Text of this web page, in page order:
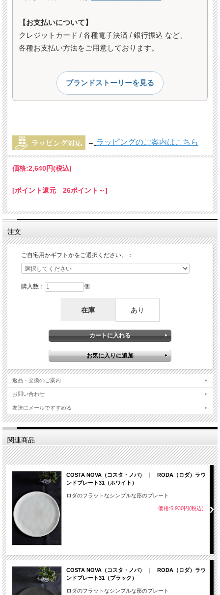
【お支払いについて】
クレジットカード / 各種電子決済 / 銀行振込 など、
各種お支払い方法をご用意しております。
ブランドストーリーを見る
→ ラッピングのご案内はこちら
価格:2,640円(税込)
[ポイント還元 26ポイント～]
注文
ご自宅用かギフトかをご選択ください。：
購入数： 個
在庫 あり
返品・交換のご案内
お問い合わせ
友達にメールですすめる
関連商品
COSTA NOVA（コスタ・ノバ） ｜ RODA（ロダ）ラウ
ンドプレート31（ホワイト）
ロダのフラットなシンプルな形のプレート
価格:6,930円(税込)
COSTA NOVA（コスタ・ノバ） ｜ RODA（ロダ）ラウ
ンドプレート31（ブラック）
ロダのフラットなシンプルな形のプレート